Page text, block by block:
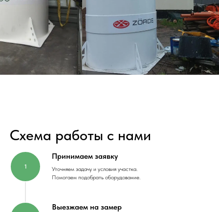
Схема работы с нами
Принимаем заявку
Уточняем задачу и условия участка.
Помогаем подобрать оборудование.
Выезжаем на замер